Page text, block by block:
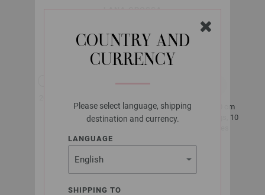
COUNTRY AND
CURRENCY
Please select language, shipping
destination and currency.
LANGUAGE
SHIPPING TO
LANA GROSSA
THE TUBE
au 200 g
10 - 12
10 x 10 cm
12 Rangs, 10
env. 400 g